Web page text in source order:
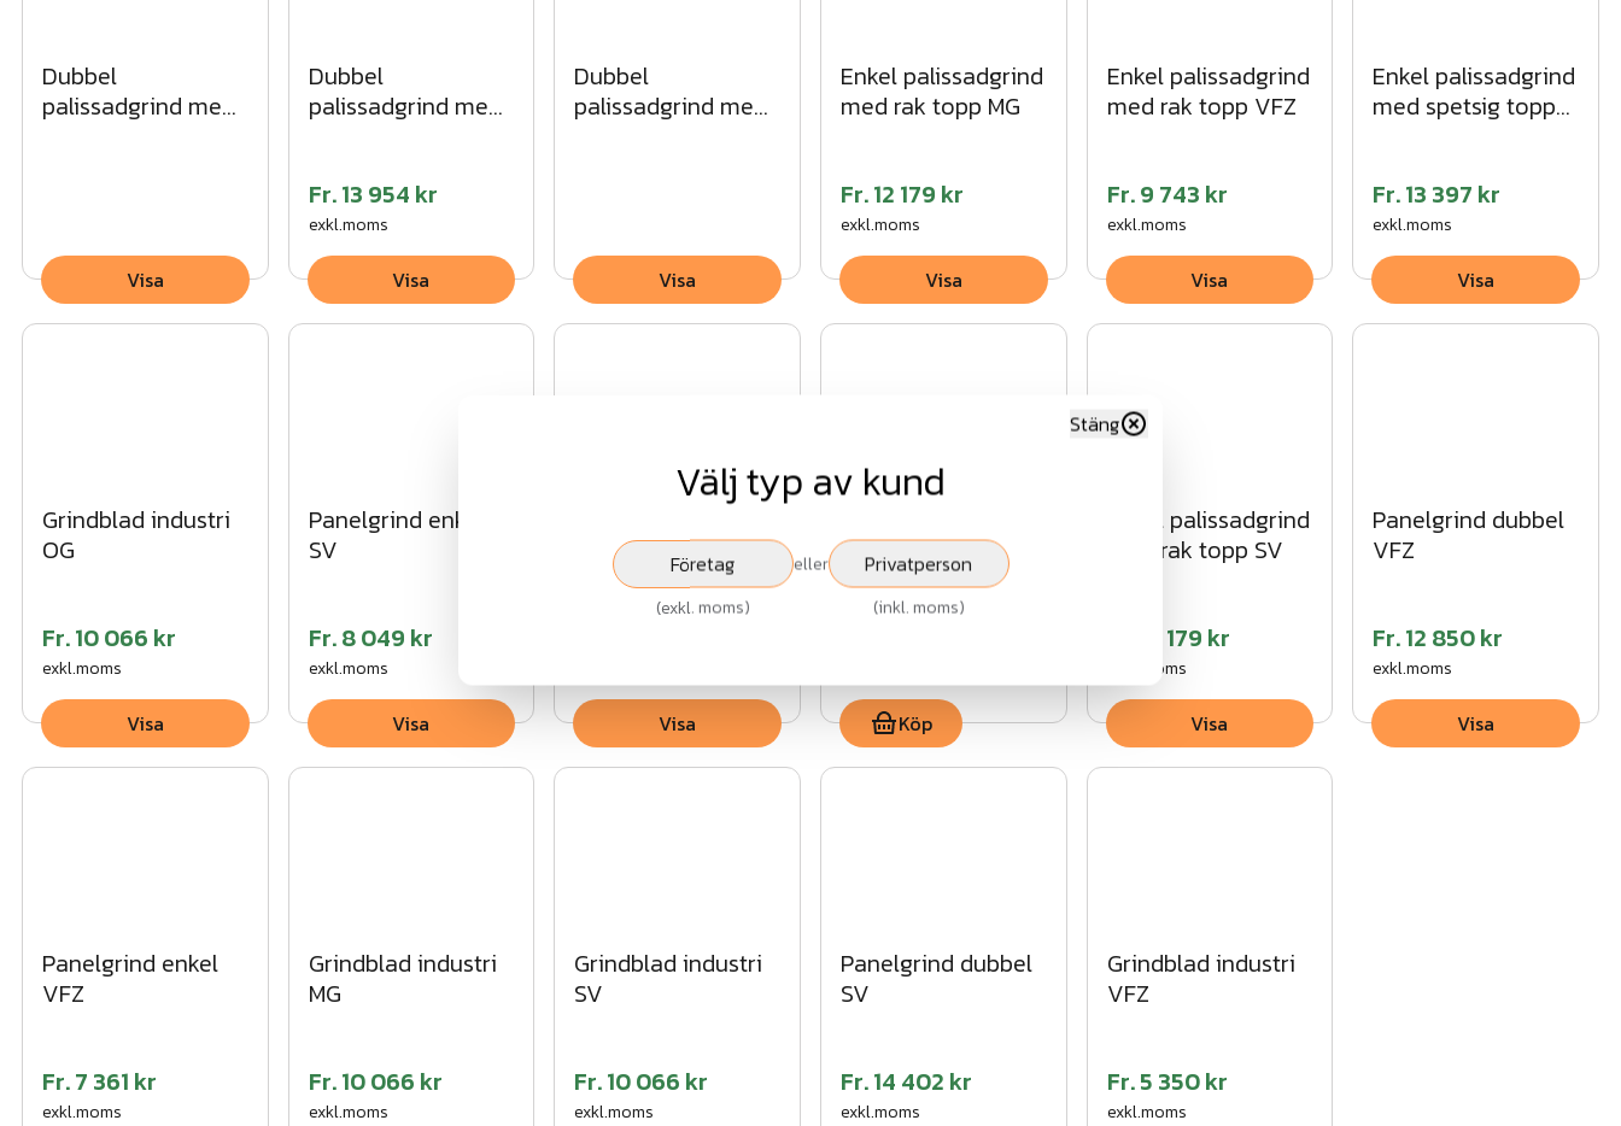
Dubbel
palissadgrind med
Visa
Dubbel
palissadgrind med
Fr.13 954 kr
exkl.moms
Visa
Dubbel
palissadgrind med
Visa
Enkel palissadgrind
med rak topp MG
Fr.12 179 kr
exkl.moms
Visa
Enkel palissadgrind
med rak topp VFZ
Fr.9 743 kr
exkl.moms
Visa
Enkel palissadgrind
med spetsig topp
Fr.13 397 kr
exkl.moms
Visa
Grindblad industri
OG
Fr.10 066 kr
exkl.moms
Visa
Panelgrind enkel
SV
Fr.8 049 kr
exkl.moms
Visa Visa
ASSA Lås
Köp
Enkel palissadgrind
med rak topp SV
12 179 kr
exkl.moms
Visa
Panelgrind dubbel
VFZ
Fr.12 850 kr
exkl.moms
Visa
Panelgrind enkel
VFZ
Fr.7 361 kr
exkl.moms
Grindblad industri
MG
Fr.10 066 kr
exkl.moms
Grindblad industri
SV
Fr.10 066 kr
exkl.moms
Panelgrind dubbel
SV
Fr.14 402 kr
exkl.moms
Grindblad industri
VFZ
Fr.5 350 kr
exkl.moms
Välj typ av kund
Stäng
Företag
(exkl. moms)
eller Privatperson
(inkl. moms)